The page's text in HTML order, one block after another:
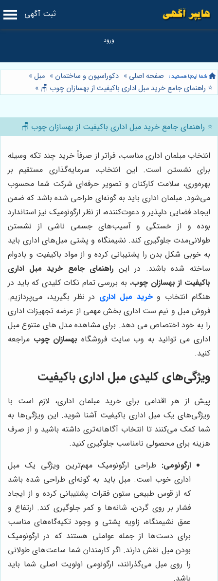
ثبت آگهی
صفحه اصلی » دکوراسیون و ساختمان » مبل»
⭐️ راهنمای جامع خرید مبل اداری باکیفیت از بهسازان چوب 🪑 »
⭐️ راهنمای جامع خرید مبل اداری باکیفیت از بهسازان چوب 🪑
انتخاب مبلمان اداری مناسب، فراتر از صرفاً خرید چند تکه وسیله
برای نشستن است. این انتخاب، سرمایه‌گذاری مستقیم بر
بهره‌وری، سلامت کارکنان و تصویر حرفه‌ای شرکت شما محسوب
می‌شود. مبلمان اداری باید به گونه‌ای طراحی شده باشد که ضمن
ایجاد فضایی دلپذیر و دعوت‌کننده، از نظر ارگونومیک نیز استاندارد
بوده و از خستگی و آسیب‌های جسمی ناشی از نشستن
طولانی‌مدت جلوگیری کند. نشیمنگاه و پشتی مبل‌های اداری باید
به خوبی شکل بدن را پشتیبانی کرده و از مواد باکیفیت و بادوام
ساخته شده باشند. در این راهنمای جامع خرید مبل اداری
باکیفیت از بهسازان چوب، به بررسی تمام نکات کلیدی که باید در
هنگام انتخاب وخرید مبل اداری در نظر بگیرید، می‌پردازیم.
فروش مبل و نیم ست اداری بخش مهمی از عرضه تجهیزات اداری
را به خود اختصاص می دهد. برای مشاهده مدل های متنوع مبل
اداری می توانید به وب سایت فروشگاه بهسازان چوب مراجعه
کنید.
ویژگی‌های کلیدی مبل اداری باکیفیت
پیش از هر اقدامی برای خرید مبلمان اداری، لازم است با
ویژگی‌های یک مبل اداری باکیفیت آشنا شوید. این ویژگی‌ها به
شما کمک می‌کنند تا انتخاب آگاهانه‌تری داشته باشید و از صرف
هزینه برای محصولی نامناسب جلوگیری کنید.
ارگونومی: طراحی ارگونومیک مهم‌ترین ویژگی یک مبل
اداری خوب است. مبل باید به گونه‌ای طراحی شده باشد
که از قوس طبیعی ستون فقرات پشتیبانی کرده و از ایجاد
فشار بر روی گردن، شانه‌ها و کمر جلوگیری کند. ارتفاع و
عمق نشیمنگاه، زاویه پشتی و وجود تکیه‌گاه‌های مناسب
برای دست‌ها از جمله عواملی هستند که در ارگونومیک
بودن مبل نقش دارند. اگر کارمندان شما ساعت‌های طولانی
را روی مبل می‌گذرانند، ارگونومی اولویت اصلی شما باید
باشد.